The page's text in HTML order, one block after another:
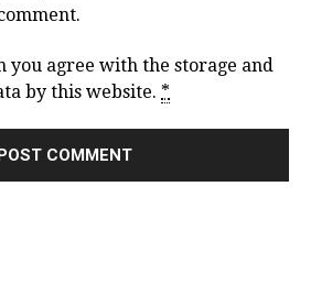
you agree with the storage and
by this website. *